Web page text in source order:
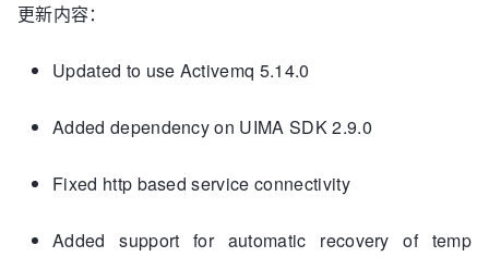
更新内容：
Updated to use Activemq 5.14.0
Added dependency on UIMA SDK 2.9.0
Fixed http based service connectivity
Added support for automatic recovery of temp